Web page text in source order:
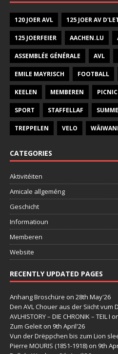
120 JOER AVL 125 JOER AV
125 JOERFEIER AACHEN.LU
ASSEMBLÉE GÉNÉRALE AVL
EMILE MAYRISCH FOOTBALL
KEELEN MEMBEREN PICNIC
SPORT STAFFELLAF
TREPPELEN VELO
CATEGORIES
Aktivitéiten
Amicale allgeméng
Geschicht
Informatioun
Memberen
Website
RECENTLY UPDATED PAGES
Anhang Broschüre on 28th May'26
Den AVL Chouer aus der Siicht vum
AVLHISTORY – DIE CHRONIK – TEIL I
Zum Geleit on 9th April'26
Vun der Drëppchen bis zum Lion
Pierre MOURIS (1851-1918) on 9th